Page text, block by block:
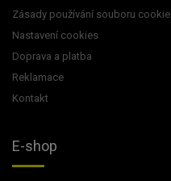
Zásady používání souboru cookie
Nastavení cookies
Doprava a platba
Reklamace
Kontakt
E-shop